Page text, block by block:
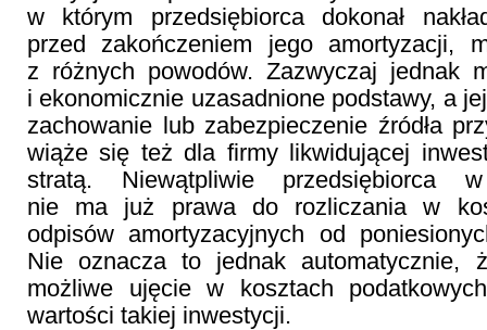
w którym przedsiębiorca dokonał
przed zakończeniem jego amortyzacji,
z różnych powodów. Zazwyczaj jednak
i ekonomicznie uzasadnione podstawy, a
zachowanie lub zabezpieczenie źródła
wiąże się też dla firmy likwidującej
stratą. Niewątpliwie przedsiębiorca
nie ma już prawa do rozliczania w
odpisów amortyzacyjnych od
Nie oznacza to jednak
możliwe ujęcie w kosztach
wartości takiej inwestycji.